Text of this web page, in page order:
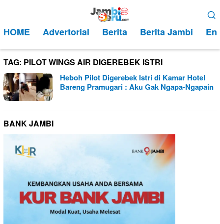
kontenMobile
HOME Advertorial Berita Berita Jambi
TAG: PILOT WINGS AIR DIGEREBEK ISTRI
Heboh Pilot Digerebek Istri di Kamar Hotel
Bareng Pramugari : Aku Gak Ngapa-Ngapain
BANK JAMBI